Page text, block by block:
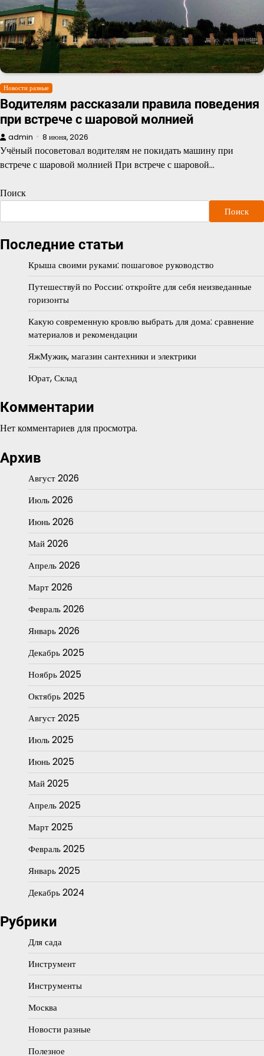
Новости разные
Водителям рассказали правила поведения
при встрече с шаровой молнией
admin 8 июня, 2026
Учёный посоветовал водителям не покидать машину при
встрече с шаровой молнией При встрече с шаровой…
Поиск
Поиск
Последние статьи
Крыша своими руками: пошаговое руководство
Путешествуй по России: откройте для себя неизведанные
горизонты
Какую современную кровлю выбрать для дома: сравнение
материалов и рекомендации
ЯжМужик, магазин сантехники и электрики
Юрат, Склад
Комментарии
Нет комментариев для просмотра.
Архив
Август 2026
Июль 2026
Июнь 2026
Май 2026
Апрель 2026
Март 2026
Февраль 2026
Январь 2026
Декабрь 2025
Ноябрь 2025
Октябрь 2025
Август 2025
Июль 2025
Июнь 2025
Май 2025
Апрель 2025
Март 2025
Февраль 2025
Январь 2025
Декабрь 2024
Рубрики
Для сада
Инструмент
Инструменты
Москва
Новости разные
Полезное